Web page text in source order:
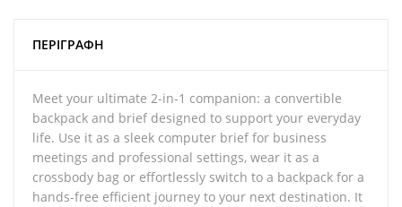
ΠΕΡΙΓΡΑΦΉ
Meet your ultimate 2-in-1 companion: a convertible
backpack and brief designed to support your everyday
life. Use it as a sleek computer brief for business
meetings and professional settings, wear it as a
crossbody bag or effortlessly switch to a backpack for a
hands-free efficient journey to your next destination. It